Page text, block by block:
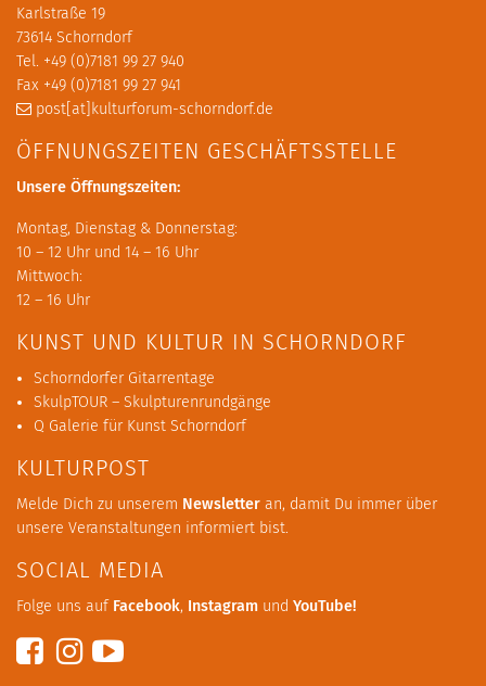
Karlstraße 19
73614 Schorndorf
Tel. +49 (0)7181 99 27 940
Fax +49 (0)7181 99 27 941
post[at]kulturforum-schorndorf.de
ÖFFNUNGSZEITEN GESCHÄFTSSTELLE
Unsere Öffnungszeiten:
Montag, Dienstag & Donnerstag:
10 – 12 Uhr und 14 – 16 Uhr
Mittwoch:
12 – 16 Uhr
KUNST UND KULTUR IN SCHORNDORF
Schorndorfer Gitarrentage
SkulpTOUR – Skulpturenrundgänge
Q Galerie für Kunst Schorndorf
KULTURPOST
Melde Dich zu unserem Newsletter an, damit Du immer über
unsere Veranstaltungen informiert bist.
SOCIAL MEDIA
Folge uns auf Facebook, Instagram und YouTube!